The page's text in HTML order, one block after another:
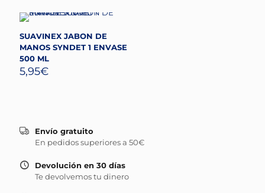
SUAVINEX JABON DE
MANOS SYNDET 1 ENVASE
500 ML
5,95€
Envío gratuito
En pedidos superiores a 50€
Devolución en 30 días
Te devolvemos tu dinero